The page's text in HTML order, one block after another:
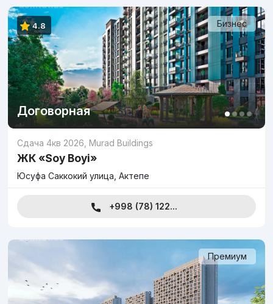
Бизнес
Договорная
4.8
Сдача 4кв 2026 Murad Buildings
ЖК «Soy Boyi»
Юсуфа Саккокий улица, Актепе
+998 (78) 122...
Премиум